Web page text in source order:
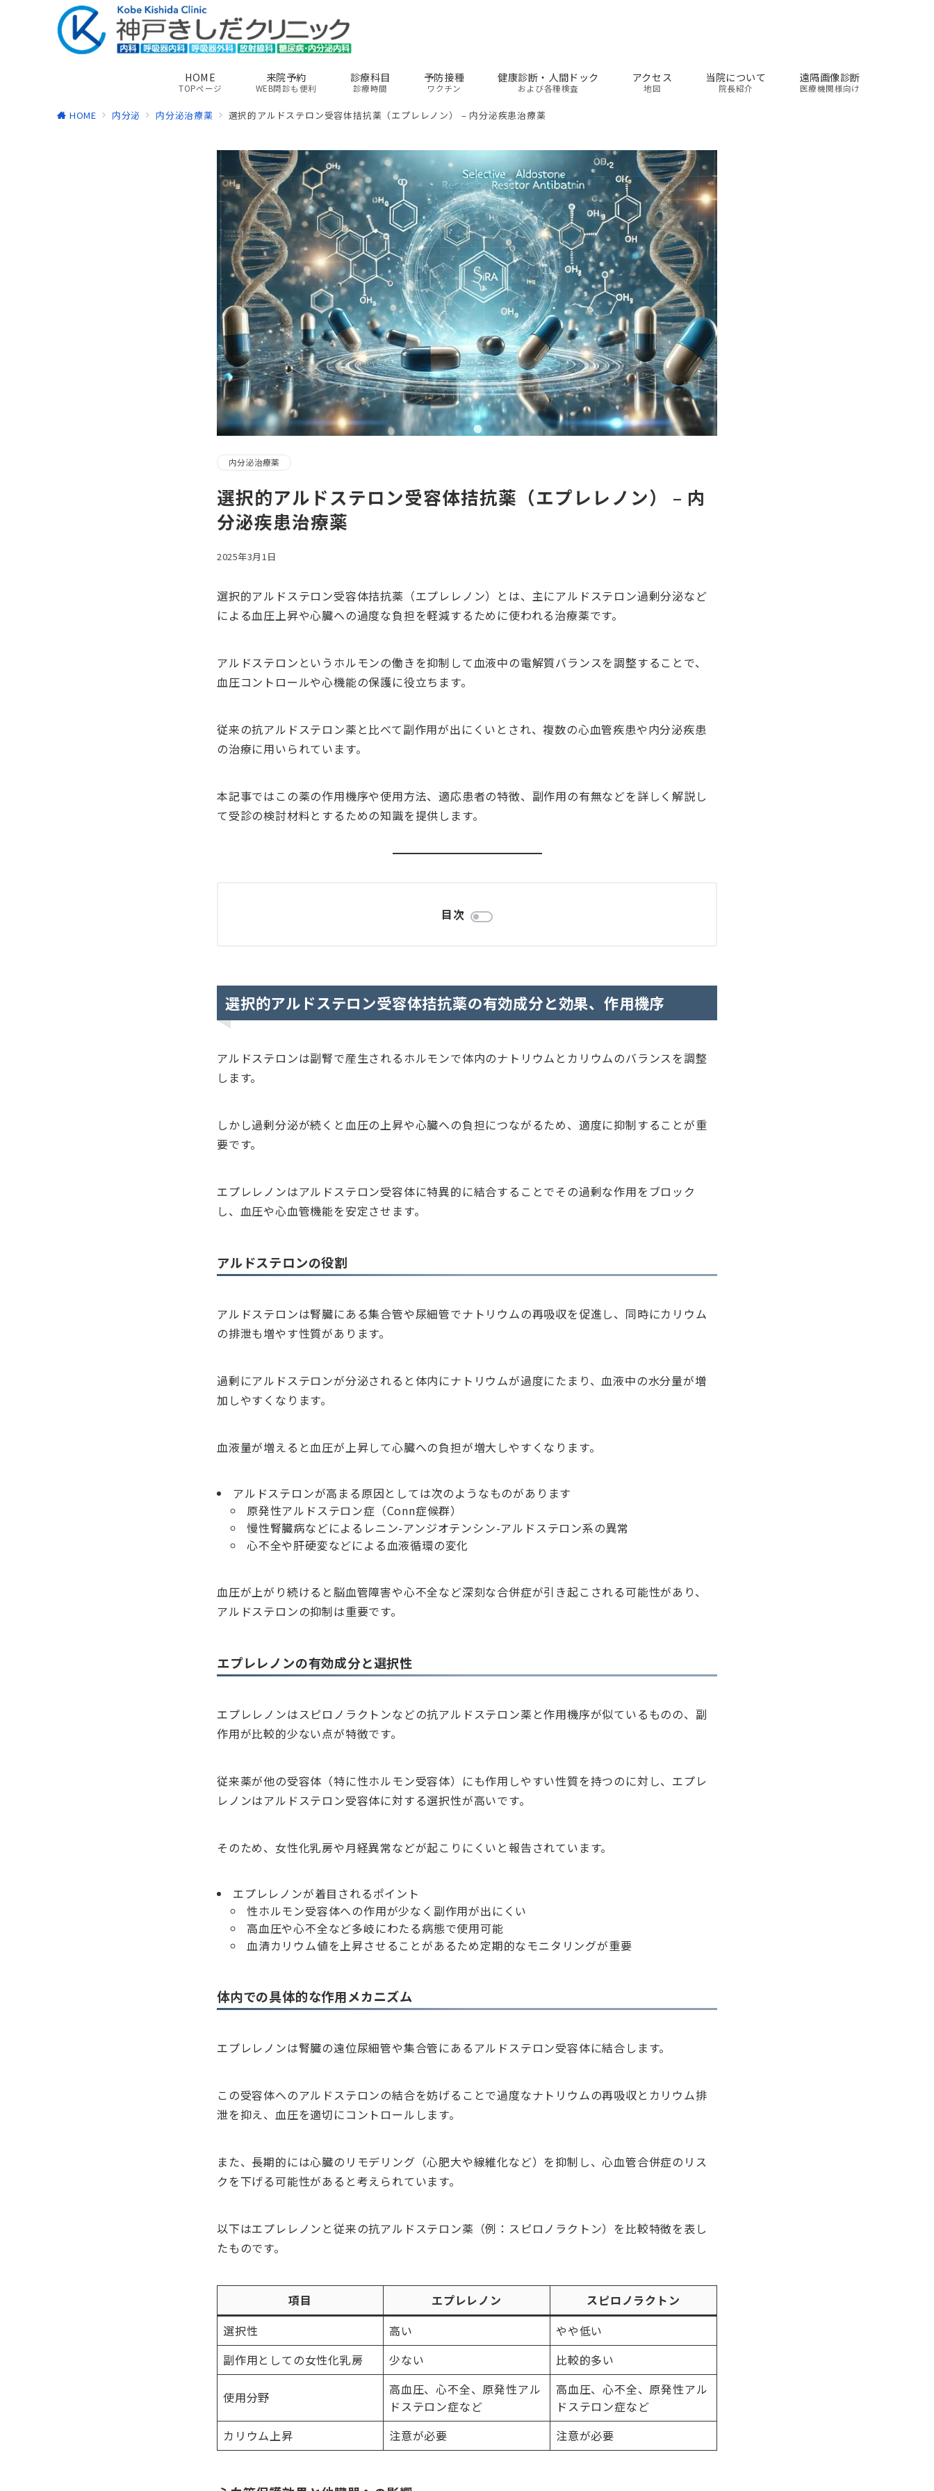
HOME
TOPページ
来院予約
WEB問診も便利
診療科目
診療時間
予防接種
ワクチン
健康診断・人間ドック
および各種検査
アクセス
地図
当院について
院長紹介
遠隔画像診断
医療機関様向け
HOME 内分泌 内分泌治療薬 選択的アルドステロン受容体拮抗薬（エプレレノン） – 内分泌疾患治療薬
内分泌治療薬
選択的アルドステロン受容体拮抗薬（エプレレノン） – 内
分泌疾患治療薬
2025年3月1日
選択的アルドステロン受容体拮抗薬（エプレレノン）とは、主にアルドステロン過剰分泌など
による血圧上昇や心臓への過度な負担を軽減するために使われる治療薬です。
アルドステロンというホルモンの働きを抑制して血液中の電解質バランスを調整することで、
血圧コントロールや心機能の保護に役立ちます。
従来の抗アルドステロン薬と比べて副作用が出にくいとされ、複数の心血管疾患や内分泌疾患
の治療に用いられています。
本記事ではこの薬の作用機序や使用方法、適応患者の特徴、副作用の有無などを詳しく解説し
て受診の検討材料とするための知識を提供します。
目次
選択的アルドステロン受容体拮抗薬の有効成分と効果、作用機序
アルドステロンは副腎で産生されるホルモンで体内のナトリウムとカリウムのバランスを調整
します。
しかし過剰分泌が続くと血圧の上昇や心臓への負担につながるため、適度に抑制することが重
要です。
エプレレノンはアルドステロン受容体に特異的に結合することでその過剰な作用をブロック
し、血圧や心血管機能を安定させます。
アルドステロンの役割
アルドステロンは腎臓にある集合管や尿細管でナトリウムの再吸収を促進し、同時にカリウム
の排泄も増やす性質があります。
過剰にアルドステロンが分泌されると体内にナトリウムが過度にたまり、血液中の水分量が増
加しやすくなります。
血液量が増えると血圧が上昇して心臓への負担が増大しやすくなります。
アルドステロンが高まる原因としては次のようなものがあります
原発性アルドステロン症（Conn症候群）
慢性腎臓病などによるレニン-アンジオテンシン-アルドステロン系の異常
心不全や肝硬変などによる血液循環の変化
血圧が上がり続けると脳血管障害や心不全など深刻な合併症が引き起こされる可能性があり、
アルドステロンの抑制は重要です。
エプレレノンの有効成分と選択性
エプレレノンはスピロノラクトンなどの抗アルドステロン薬と作用機序が似ているものの、副
作用が比較的少ない点が特徴です。
従来薬が他の受容体（特に性ホルモン受容体）にも作用しやすい性質を持つのに対し、エプレ
レノンはアルドステロン受容体に対する選択性が高いです。
そのため、女性化乳房や月経異常などが起こりにくいと報告されています。
エプレレノンが着目されるポイント
性ホルモン受容体への作用が少なく副作用が出にくい
高血圧や心不全など多岐にわたる病態で使用可能
血清カリウム値を上昇させることがあるため定期的なモニタリングが重要
体内での具体的な作用メカニズム
エプレレノンは腎臓の遠位尿細管や集合管にあるアルドステロン受容体に結合します。
この受容体へのアルドステロンの結合を妨げることで過度なナトリウムの再吸収とカリウム排
泄を抑え、血圧を適切にコントロールします。
また、長期的には心臓のリモデリング（心肥大や線維化など）を抑制し、心血管合併症のリス
クを下げる可能性があると考えられています。
以下はエプレレノンと従来の抗アルドステロン薬（例：スピロノラクトン）を比較特徴を表し
たものです。
項目 エプレレノン
スピロノラクトン
選択性
高い
やや低い
副作用としての女性化乳房
少ない 比較的多い
使用分野
高血圧、心不全、原発性アル
ドステロン症など
高血圧、心不全、原発性アル
ドステロン症など
カリウム上昇
注意が必要 注意が必要